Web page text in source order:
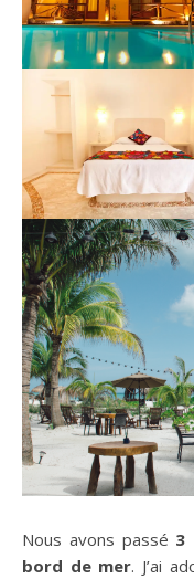
Nous avons passé 3
bord de mer. J’ai